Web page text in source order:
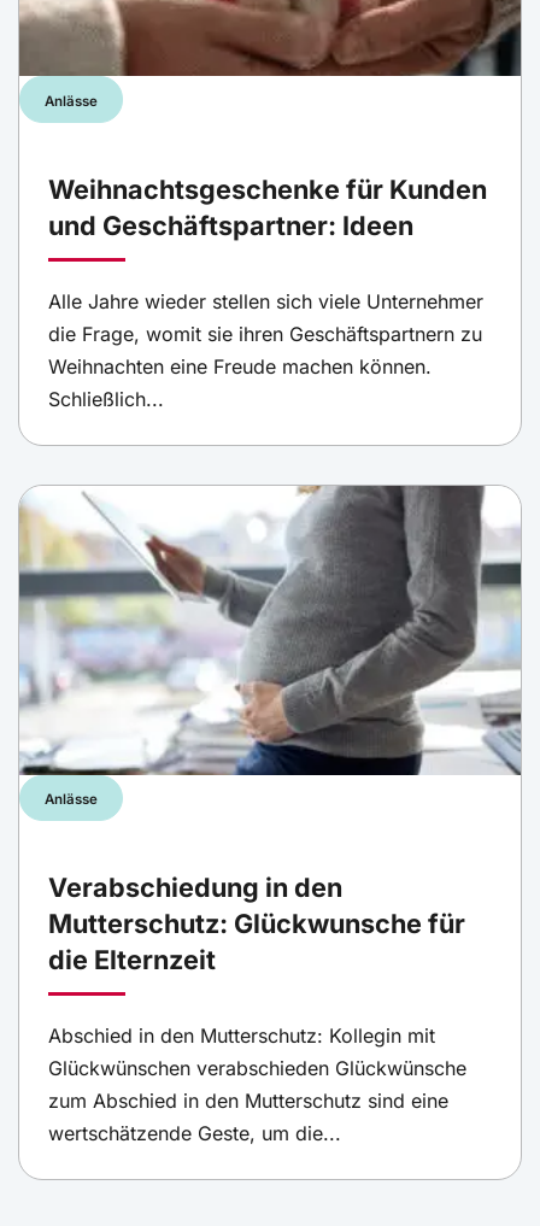
Anlässe
Weihnachtsgeschenke für Kunden
und Geschäftspartner: Ideen
Alle Jahre wieder stellen sich viele Unternehmer
die Frage, womit sie ihren Geschäftspartnern zu
Weihnachten eine Freude machen können.
Schließlich...
Anlässe
Verabschiedung in den
Mutterschutz: Glückwunsche für
die Elternzeit
Abschied in den Mutterschutz: Kollegin mit
Glückwünschen verabschieden Glückwünsche
zum Abschied in den Mutterschutz sind eine
wertschätzende Geste, um die...